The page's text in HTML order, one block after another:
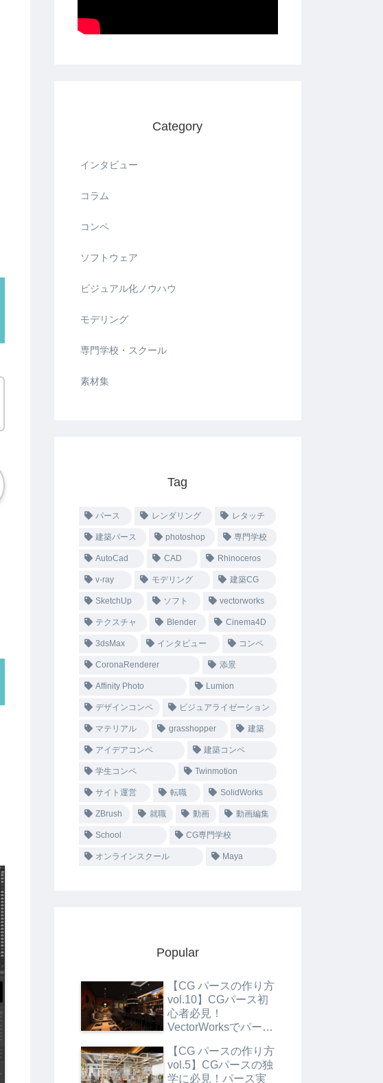
Category
インタビュー
コラム
コンペ
ソフトウェア
ビジュアル化ノウハウ
モデリング
専門学校・スクール
素材集
Tag
パース レンダリング レタッチ
建築パース photoshop 専門学校
AutoCad CAD Rhinoceros
v-ray モデリング 建築CG
SketchUp ソフト vectorworks
テクスチャ Blender Cinema4D
3dsMax インタビュー コンペ
CoronaRenderer 添景
Affinity Photo Lumion
デザインコンペ ビジュアライゼーション
マテリアル grasshopper 建築
アイデアコンペ 建築コンペ
学生コンペ Twinmotion
サイト運営 転職 SolidWorks
ZBrush 就職 動画 動画編集
School CG専門学校
オンラインスクール Maya
Popular
【CG パースの作り方
vol.10】CGパース初
心者必見！
VectorWorksでパース
【CG パースの作り方
vol.5】CGパースの独
学に必見！パース実